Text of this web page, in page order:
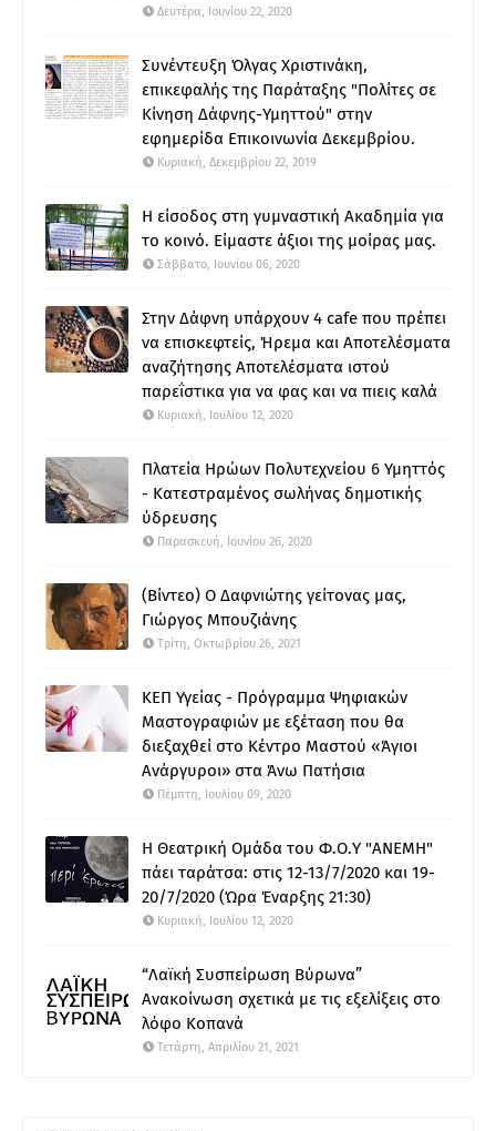
Δευτέρα, Ιουνίου 22, 2020
Συνέντευξη Όλγας Χριστινάκη,
επικεφαλής της Παράταξης "Πολίτες σε
Κίνηση Δάφνης-Υμηττού" στην
εφημερίδα Επικοινωνία Δεκεμβρίου.
Κυριακή, Δεκεμβρίου 22, 2019
Η είσοδος στη γυμναστική Ακαδημία για
το κοινό. Είμαστε άξιοι της μοίρας μας.
Σάββατο, Ιουνίου 06, 2020
Στην Δάφνη υπάρχουν 4 cafe που πρέπει
να επισκεφτείς, Ήρεμα και Αποτελέσματα
αναζήτησης Αποτελέσματα ιστού
παρεΐστικα για να φας και να πιεις καλά
Κυριακή, Ιουλίου 12, 2020
Πλατεία Ηρώων Πολυτεχνείου 6 Υμηττός
- Κατεστραμένος σωλήνας δημοτικής
ύδρευσης
Παρασκευή, Ιουνίου 26, 2020
(Βίντεο) Ο Δαφνιώτης γείτονας μας,
Γιώργος Μπουζιάνης
Τρίτη, Οκτωβρίου 26, 2021
ΚΕΠ Υγείας - Πρόγραμμα Ψηφιακών
Μαστογραφιών με εξέταση που θα
διεξαχθεί στο Κέντρο Μαστού «Άγιοι
Ανάργυροι» στα Άνω Πατήσια
Πέμπτη, Ιουλίου 09, 2020
Η Θεατρική Ομάδα του Φ.Ο.Υ "ΑΝΕΜΗ"
πάει ταράτσα: στις 12-13/7/2020 και 19-
20/7/2020 (Ώρα Έναρξης 21:30)
Κυριακή, Ιουλίου 12, 2020
“Λαϊκή Συσπείρωση Βύρωνα”
Ανακοίνωση σχετικά με τις εξελίξεις στο
λόφο Κοπανά
Τετάρτη, Απριλίου 21, 2021